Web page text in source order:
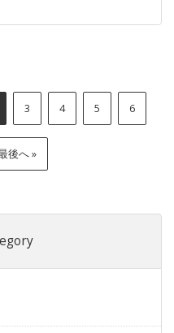
3 4 5 6
後へ »